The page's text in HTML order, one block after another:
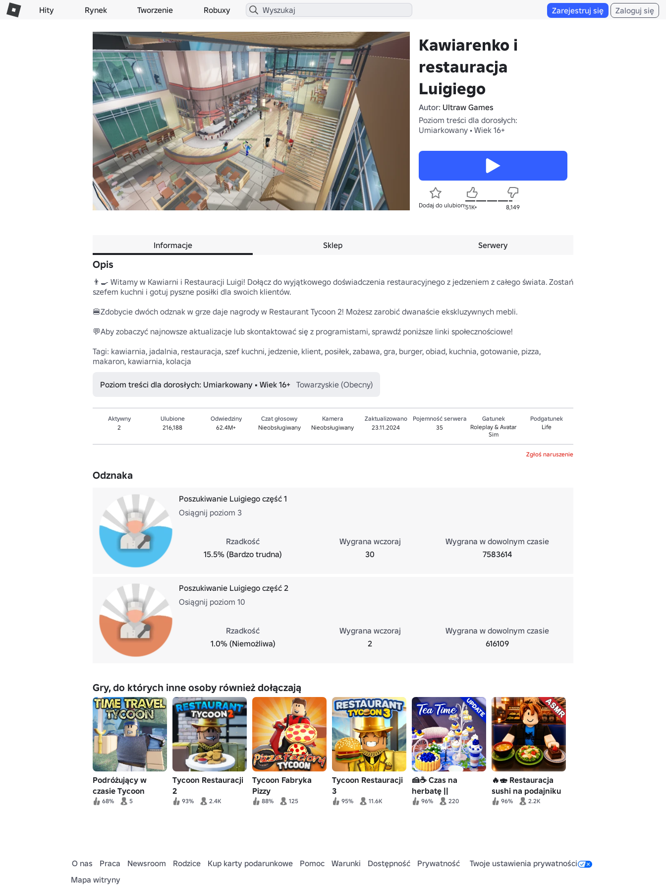
Hity Rynek Tworzenie Robuxy Zarejestruj się Zaloguj się
Kawiarenko i
restauracja
Luigiego
Autor: Ultraw Games
Poziom treści dla dorosłych:
Umiarkowany • Wiek 16+
Dodaj do ulubionych
51K+ 8,149
Informacje Sklep Serwery
Opis
👨‍🍳 Witamy w Kawiarni i Restauracji Luigi! Dołącz do wyjątkowego doświadczenia restauracyjnego z jedzeniem z całego świata. Zostań
szefem kuchni i gotuj pyszne posiłki dla swoich klientów.
🍔Zdobycie dwóch odznak w grze daje nagrody w Restaurant Tycoon 2! Możesz zarobić dwanaście ekskluzywnych mebli.
💬Aby zobaczyć najnowsze aktualizacje lub skontaktować się z programistami, sprawdź poniższe linki społecznościowe!
Tagi: kawiarnia, jadalnia, restauracja, szef kuchni, jedzenie, klient, posiłek, zabawa, gra, burger, obiad, kuchnia, gotowanie, pizza,
makaron, kawiarnia, kolacja
Poziom treści dla dorosłych: Umiarkowany • Wiek 16+ Towarzyskie (Obecny)
Aktywny
2
Ulubione
216,188
Odwiedziny
62.4M+
Czat głosowy
Nieobsługiwany
Kamera
Nieobsługiwany
Zaktualizowano
23.11.2024
Pojemność serwera
35
Gatunek
Roleplay & Avatar
Sim
Podgatunek
Life
Zgłoś naruszenie
Odznaka
Poszukiwanie Luigiego część 1
Osiągnij poziom 3
Rzadkość
15.5% (Bardzo trudna)
Wygrana wczoraj
30
Wygrana w dowolnym czasie
7583614
Poszukiwanie Luigiego część 2
Osiągnij poziom 10
Rzadkość
1.0% (Niemożliwa)
Wygrana wczoraj
2
Wygrana w dowolnym czasie
616109
Gry, do których inne osoby również dołączają
Podróżujący w
czasie Tycoon
68% 5
Tycoon Restauracji
2
93% 2.4K
Tycoon Fabryka
Pizzy
88% 125
Tycoon Restauracji
3
95% 11.6K
🍰☕ Czas na
herbatę ||
Deserowy bufet
96% 220
🔥🍣 Restauracja
sushi na podajniku
ASMR
96% 2.2K
O nas Praca Newsroom Rodzice Kup karty podarunkowe Pomoc Warunki Dostępność Prywatność
Twoje ustawienia prywatności
Mapa witryny